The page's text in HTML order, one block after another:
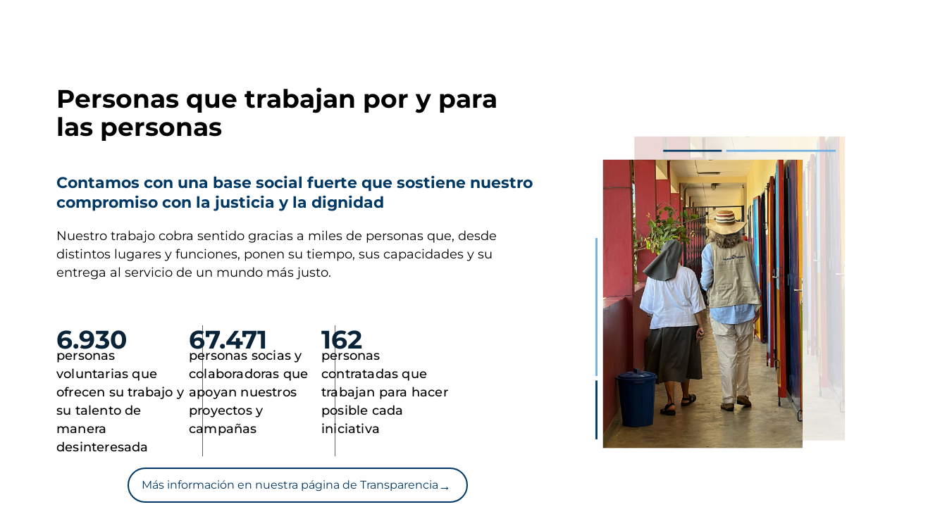
Personas que trabajan por y para
las personas
Contamos con una base social fuerte que sostiene nuestro
compromiso con la justicia y la dignidad
Nuestro trabajo cobra sentido gracias a miles de personas que, desde
distintos lugares y funciones, ponen su tiempo, sus capacidades y su
entrega al servicio de un mundo más justo.
6.930
personas
voluntarias que
ofrecen su trabajo y
su talento de
manera
desinteresada
67.471
personas socias y
colaboradoras que
apoyan nuestros
proyectos y
campañas
162
personas
contratadas que
trabajan para hacer
posible cada
iniciativa
Más información en nuestra página de Transparencia →